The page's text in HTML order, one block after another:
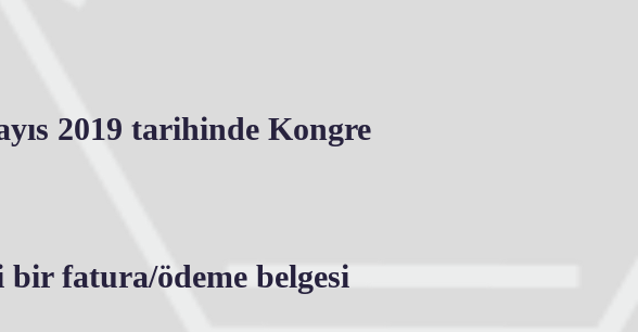
2019 tarihinde Kongre
bir fatura/ödeme belgesi